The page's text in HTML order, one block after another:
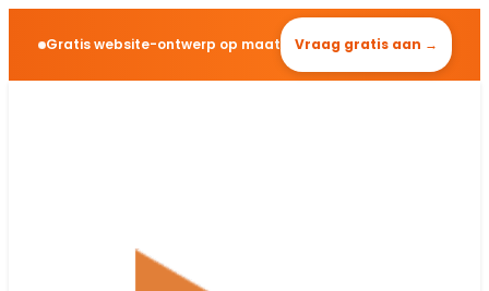
Gratis website-ontwerp op maat Vraag gratis aan →